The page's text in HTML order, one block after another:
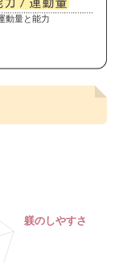
動量と能力